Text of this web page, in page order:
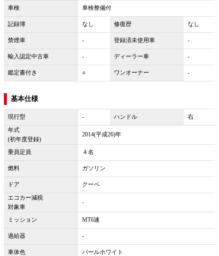
車検 車検整備付
記録簿 なし 修復歴 なし
禁煙車 - 登録済未使用車 -
輸入認定中古車 - ディーラー車 -
鑑定書付き ○ ワンオーナー -
基本仕様
現行型 - ハンドル
右
年式
(初年度登録)
2014(平成26)年
乗員定員 ４名
燃料 ガソリン
ドア
クーペ
エコカー減税
対象車
-
ミッション MT6速
過給器 -
車体色 パールホワイト